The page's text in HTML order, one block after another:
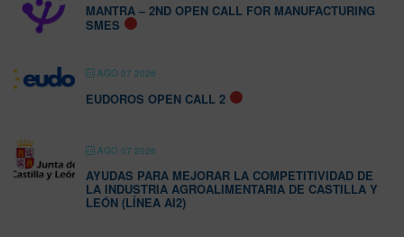
MANTRA – 2ND OPEN CALL FOR MANUFACTURING
SMES
AGO 07 2026
EUDOROS OPEN CALL 2
AGO 07 2026
AYUDAS PARA MEJORAR LA COMPETITIVIDAD DE
LA INDUSTRIA AGROALIMENTARIA DE CASTILLA Y
LEÓN (LÍNEA AI2)